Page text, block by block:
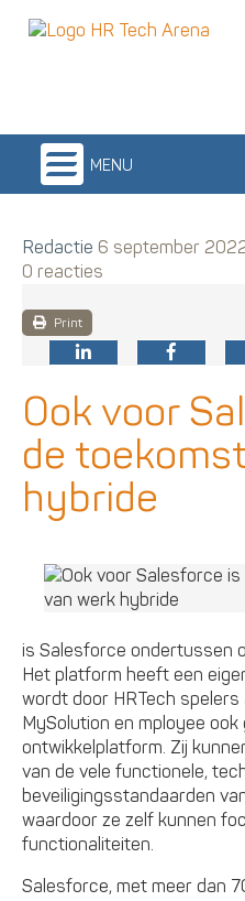
menu
Redactie 6 september
0 reacties
Print
Ook voor
de
hybride
is Salesforce ondertussen
Het platform heeft een
wordt door HRTech spelers
MySolution en mployee ook
ontwikkelplatform. Zij
van de vele functionele,
beveiligingsstandaarden
waardoor ze zelf kunnen
functionaliteiten.
Salesforce, met meer dan